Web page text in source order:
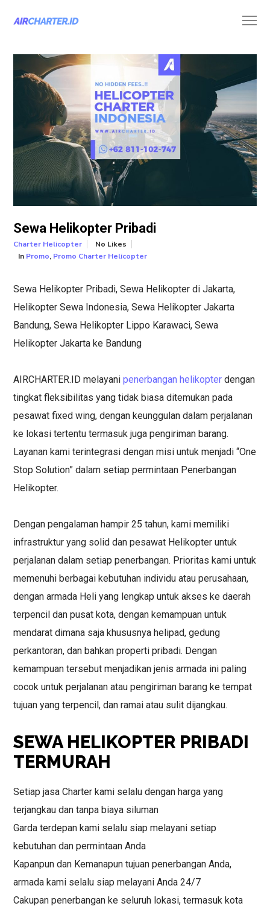
Sewa Helikopter Pribadi
Charter Helicopter
No Likes
In Promo, Promo Charter Helicopter
Sewa Helikopter Pribadi, Sewa Helikopter di Jakarta,
Helikopter Sewa Indonesia, Sewa Helikopter Jakarta
Bandung, Sewa Helikopter Lippo Karawaci, Sewa
Helikopter Jakarta ke Bandung
AIRCHARTER.ID melayanipenerbangan helikopter dengan
tingkat fleksibilitas yang tidak biasa ditemukan pada
pesawat fixed wing, dengan keunggulan dalam perjalanan
ke lokasi tertentu termasuk juga pengiriman barang.
Layanan kami terintegrasi dengan misi untuk menjadi “One
Stop Solution” dalam setiap permintaan Penerbangan
Helikopter.
Dengan pengalaman hampir 25 tahun, kami memiliki
infrastruktur yang solid dan pesawat Helikopter untuk
perjalanan dalam setiap penerbangan. Prioritas kami untuk
memenuhi berbagai kebutuhan individu atau perusahaan,
dengan armada Heli yang lengkap untuk akses ke daerah
terpencil dan pusat kota, dengan kemampuan untuk
mendarat dimana saja khususnya helipad, gedung
perkantoran, dan bahkan properti pribadi. Dengan
kemampuan tersebut menjadikan jenis armada ini paling
cocok untuk perjalanan atau pengiriman barang ke tempat
tujuan yang terpencil, dan ramai atau sulit dijangkau.
SEWA HELIKOPTER PRIBADI
TERMURAH
Setiap jasa Charter kami selalu dengan harga yang
terjangkau dan tanpa biaya siluman
Garda terdepan kami selalu siap melayani setiap
kebutuhan dan permintaan Anda
Kapanpun dan Kemanapun tujuan penerbangan Anda,
armada kami selalu siap melayani Anda 24/7
Cakupan penerbangan ke seluruh lokasi, termasuk kota